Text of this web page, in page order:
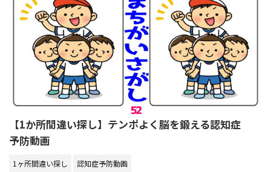
【1か所間違い探し】テンポよく脳を鍛える認知症
予防動画
1ヶ所間違い探し 認知症予防動画